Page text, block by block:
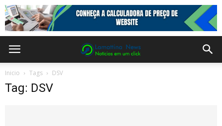
Inicio Tags DSV
Tag: DSV